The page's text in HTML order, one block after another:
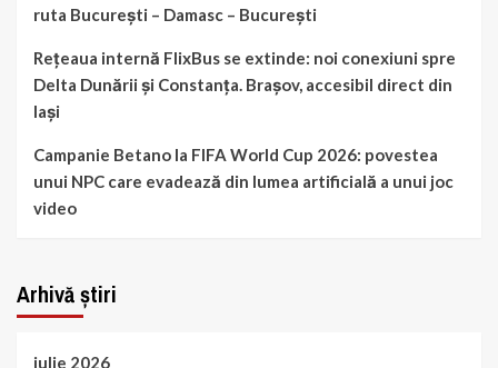
ruta București – Damasc – București
Rețeaua internă FlixBus se extinde: noi conexiuni spre
Delta Dunării și Constanța. Brașov, accesibil direct din
Iași
Campanie Betano la FIFA World Cup 2026: povestea
unui NPC care evadează din lumea artificială a unui joc
video
Arhivă știri
iulie 2026